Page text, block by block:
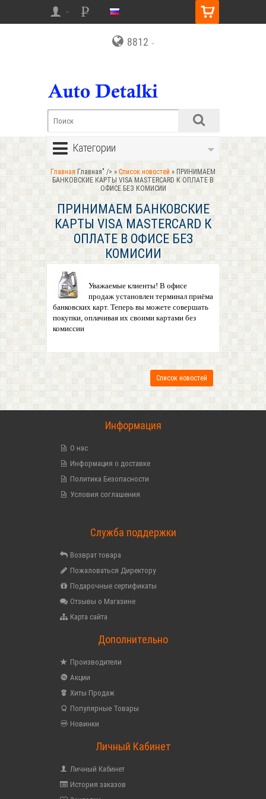
8812
Категории
Главная Главная" />»Список новостей » ПРИНИМАЕМ
БАНКОВСКИЕ КАРТЫ VISA MASTERCARD К ОПЛАТЕ В
ОФИСЕ БЕЗ КОМИСИИ
ПРИНИМАЕМ БАНКОВСКИЕ
КАРТЫ VISA MASTERCARD К
ОПЛАТЕ В ОФИСЕ БЕЗ
КОМИСИИ
Уважаемые клиенты! В офисе
продаж установлен терминал приёма
банковских карт. Теперь вы можете совершать
покупки, оплачивая их своими картами без
комиссии
Список новостей
Информация
О нас
Информация о доставке
Политика Безопасности
Условия соглашения
Служба поддержки
Возврат товара
Пожаловаться Директору
Подарочные сертификаты
Отзывы о Магазине
Карта сайта
Дополнительно
Производители
Акции
Хиты Продаж
Популярные Товары
Новинки
Личный Кабинет
Личный Кабинет
История заказов